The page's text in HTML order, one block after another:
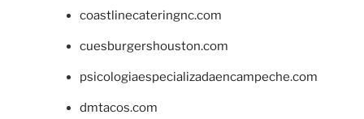
coastlinecateringnc.com
cuesburgershouston.com
psicologiaespecializadaencampeche.com
dmtacos.com